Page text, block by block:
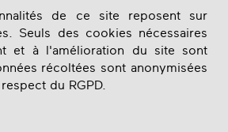
de ce site reposent sur
Seuls des cookies nécessaires
et à l'amélioration du site sont
récoltées sont anonymisées
du RGPD.